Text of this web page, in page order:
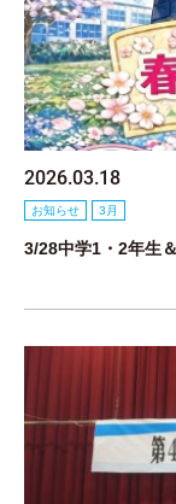
2026.03.18
お知らせ 3月
3/28中学1・2年生